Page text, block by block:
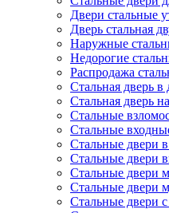
Двери стальные
Дверь стальная
Наружные
Недорогие
Распродажа
Стальная дверь в
Стальная дверь
Стальные
Стальные
Стальные двери
Стальные двери
Стальные двери
Стальные двери
Стальные двери